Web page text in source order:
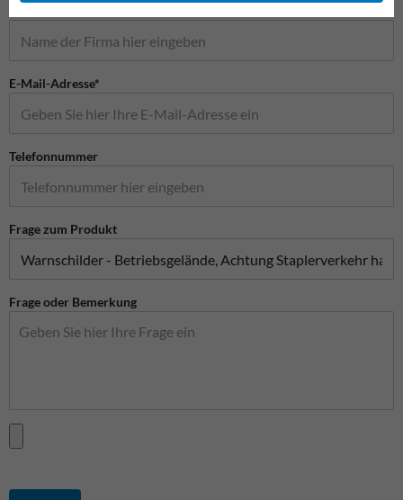
E-Mail-Adresse*
Telefonnummer
Frage zum Produkt
Frage oder Bemerkung